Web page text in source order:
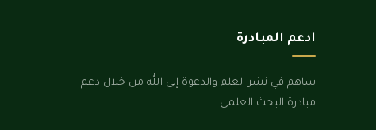
ادعم المبادرة
ساهم في نشر العلم والدعوة إلى الله من خلال دعم
مبادرة البحث العلمي.